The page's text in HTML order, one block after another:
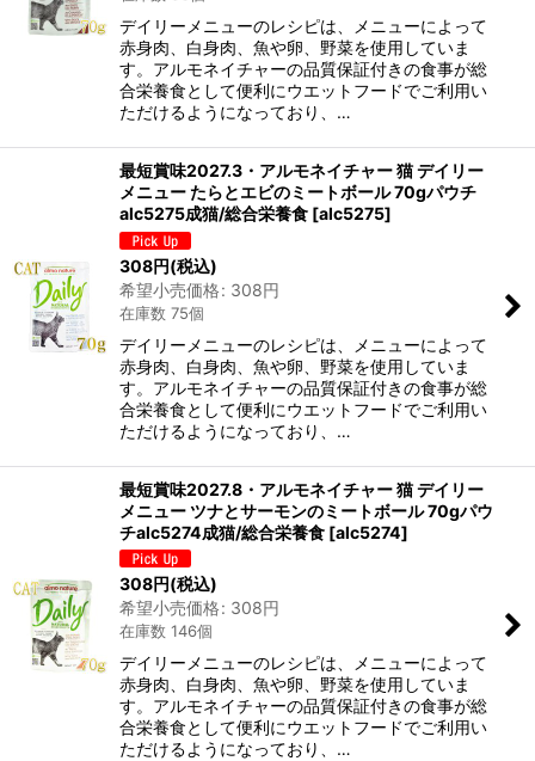
デイリーメニューのレシピは、メニューによって
赤身肉、白身肉、魚や卵、野菜を使用していま
す。アルモネイチャーの品質保証付きの食事が総
合栄養食として便利にウエットフードでご利用い
ただけるようになっており、…
最短賞味2027.3・アルモネイチャー 猫 デイリー
メニュー たらとエビのミートボール 70gパウチ
alc5275成猫/総合栄養食 [alc5275]
308円(税込)
希望小売価格: 308円
在庫数 75個
デイリーメニューのレシピは、メニューによって
赤身肉、白身肉、魚や卵、野菜を使用していま
す。アルモネイチャーの品質保証付きの食事が総
合栄養食として便利にウエットフードでご利用い
ただけるようになっており、…
最短賞味2027.8・アルモネイチャー 猫 デイリー
メニュー ツナとサーモンのミートボール 70gパウ
チalc5274成猫/総合栄養食 [alc5274]
308円(税込)
希望小売価格: 308円
在庫数 146個
デイリーメニューのレシピは、メニューによって
赤身肉、白身肉、魚や卵、野菜を使用していま
す。アルモネイチャーの品質保証付きの食事が総
合栄養食として便利にウエットフードでご利用い
ただけるようになっており、…